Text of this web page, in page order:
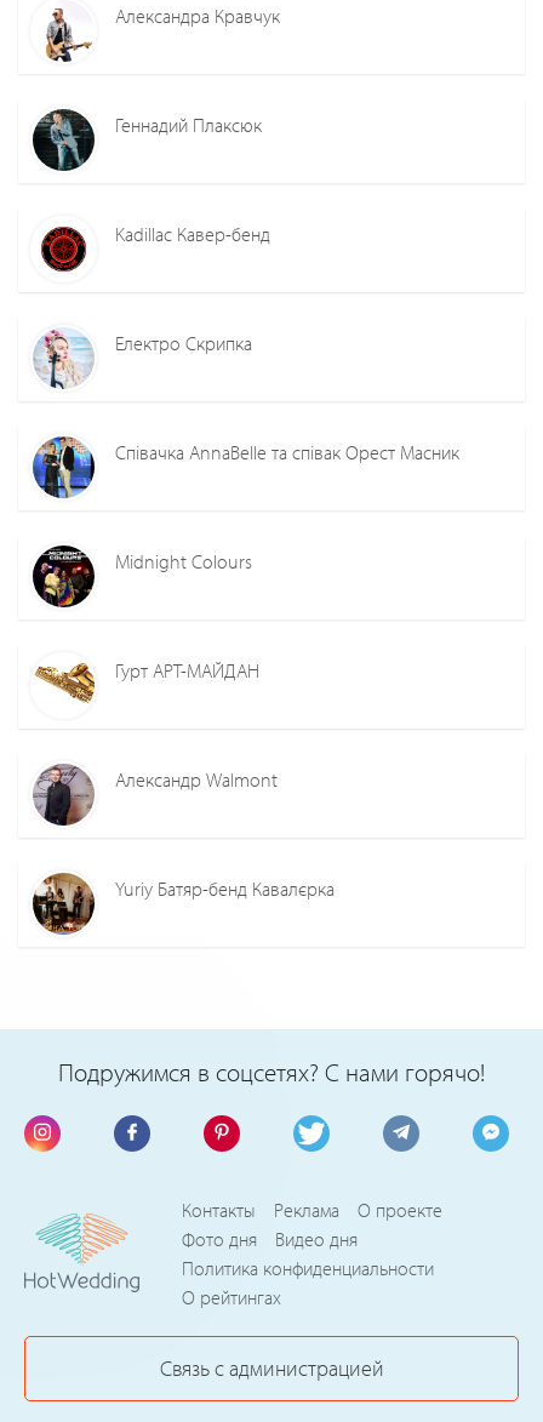
Александра Кравчук
Геннадий Плаксюк
Kadillac Кавер-бенд
Електро Скрипка
Співачка AnnaBelle та співак Орест Масник
Midnight Colours
Гурт АРТ-МАЙДАН
Александр Walmont
Yuriy Батяр-бенд Кавалєрка
Подружимся в соцсетях? С нами горячо!
Контакты Реклама
О проекте
Фото дня
Видео дня
Политика конфиденциальности
О рейтингах
Связь с администрацией